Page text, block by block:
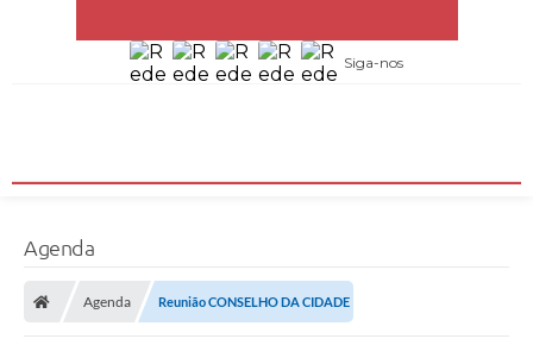
Siga-nos
Agenda
Agenda Reunião CONSELHO DA CIDADE